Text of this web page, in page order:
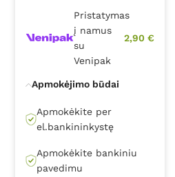
Pristatymas
į namus
su
Venipak
2,90 €
Apmokėjimo būdai
Apmokėkite per
el.bankininkystę
Apmokėkite bankiniu
pavedimu